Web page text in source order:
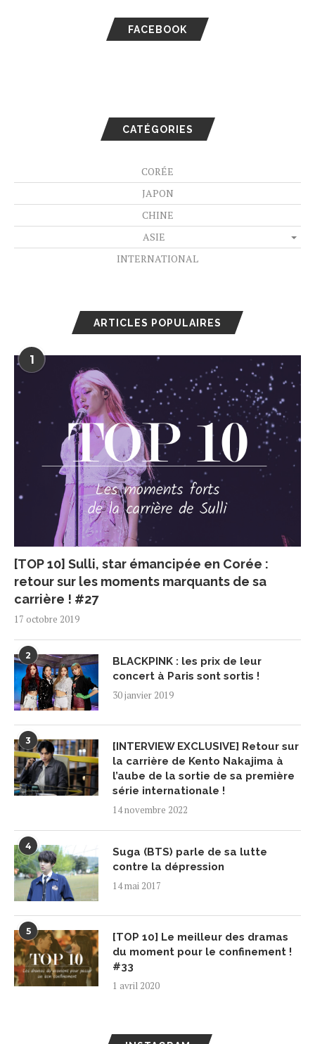
FACEBOOK
CATÉGORIES
CORÉE
JAPON
CHINE
ASIE
INTERNATIONAL
ARTICLES POPULAIRES
1
[TOP 10] Sulli, star émancipée en Corée :
retour sur les moments marquants de sa
carrière ! #27
17 octobre 2019
2
BLACKPINK : les prix de leur
concert à Paris sont sortis !
30 janvier 2019
3
[INTERVIEW EXCLUSIVE] Retour sur
la carrière de Kento Nakajima à
l’aube de la sortie de sa première
série internationale !
14 novembre 2022
4
Suga (BTS) parle de sa lutte
contre la dépression
14 mai 2017
5
[TOP 10] Le meilleur des dramas
du moment pour le confinement !
#33
1 avril 2020